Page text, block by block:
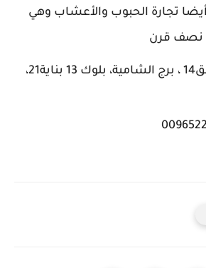
تجارة الحبوب والأعشاب وهي
نصف قرن
العنوان: الطابق14 ، برج الشامية، بلوك 13 بناية21،